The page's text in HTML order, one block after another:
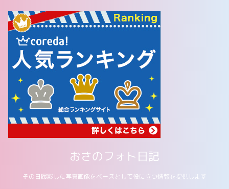
おさのフォト日記
その日撮影した写真画像をベースとして役に立つ情報を提供します